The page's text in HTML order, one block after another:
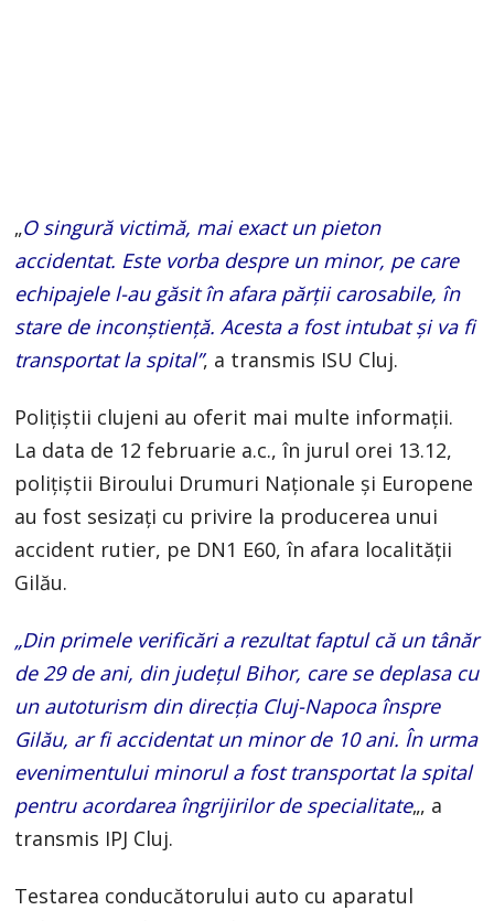
„O singură victimă, mai exact un pieton
accidentat. Este vorba despre un minor, pe care
echipajele l-au găsit în afara părții carosabile, în
stare de inconștiență. Acesta a fost intubat și va fi
transportat la spital”, a transmis ISU Cluj.
Polițiștii clujeni au oferit mai multe informații.
La data de 12 februarie a.c., în jurul orei 13.12,
polițiștii Biroului Drumuri Naționale și Europene
au fost sesizați cu privire la producerea unui
accident rutier, pe DN1 E60, în afara localității
Gilău.
„Din primele verificări a rezultat faptul că un tânăr
de 29 de ani, din județul Bihor, care se deplasa cu
un autoturism din direcția Cluj-Napoca înspre
Gilău, ar fi accidentat un minor de 10 ani. În urma
evenimentului minorul a fost transportat la spital
pentru acordarea îngrijirilor de specialitate„, a
transmis IPJ Cluj.
Testarea conducătorului auto cu aparatul